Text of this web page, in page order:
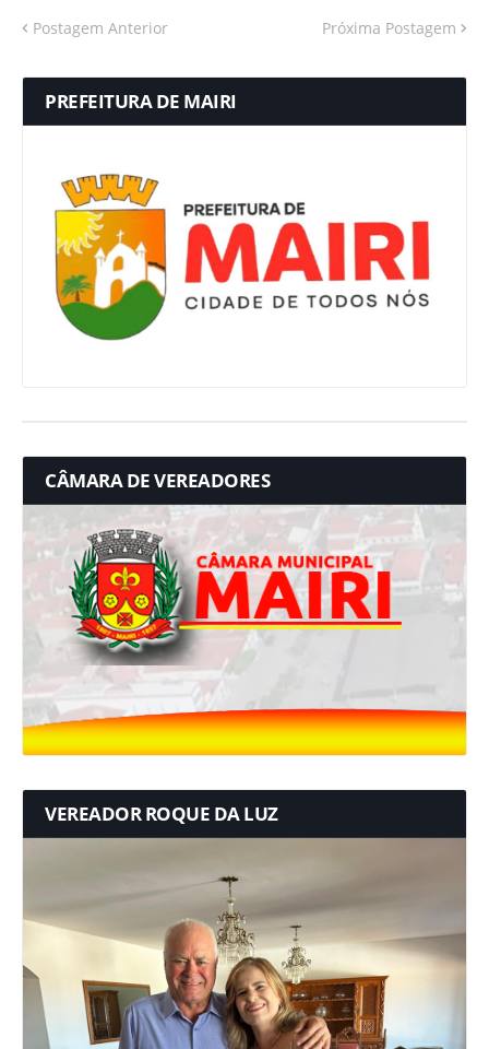
Postagem Anterior Próxima Postagem
PREFEITURA DE MAIRI
CÂMARA DE VEREADORES
VEREADOR ROQUE DA LUZ